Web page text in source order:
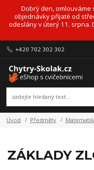
Dobrý den, omlouváme
objednávky přijaté od
odeslány v úterý 11. srpna.
+420 702 302 302
Úvod Předměty
ZÁKLADY